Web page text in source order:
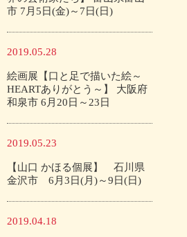
市 7月5日(金)～7日(日)
2019.05.28
絵画展【口と足で描いた絵～
HEARTありがとう～】 大阪府
和泉市 6月20日～23日
2019.05.23
【山口 かほる個展】 石川県
金沢市 6月3日(月)～9日(日)
2019.04.18